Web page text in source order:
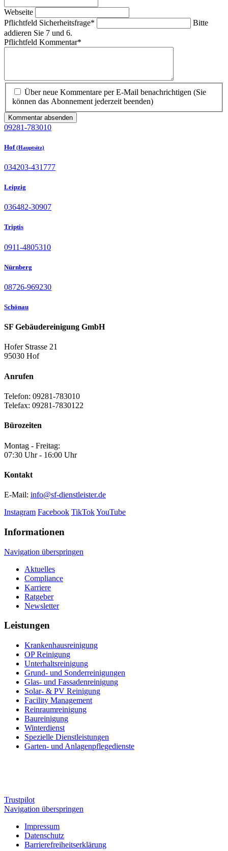
Webseite
Pflichtfeld Sicherheitsfrage*
Bitte
addieren Sie 7 und 6.
Pflichtfeld Kommentar*
Über neue Kommentare per E-Mail benachrichtigen (Sie
können das Abonnement jederzeit beenden)
Kommentar absenden
09281-783010
Hof(Hauptsitz)
034203-431777
Leipzig
036482-30907
Triptis
0911-4805310
Nürnberg
08726-969230
Schönau
SF Gebäudereinigung GmbH
Hofer Strasse 21
95030 Hof
Anrufen
Telefon: 09281-783010
Telefax: 09281-7830122
Bürozeiten
Montag - Freitag:
07:30 Uhr - 16:00 Uhr
Kontakt
E-Mail: info@sf-dienstleister.de
Instagram Facebook TikTokYouTube
Informationen
Navigation überspringen
Aktuelles
Compliance
Karriere
Ratgeber
Newsletter
Leistungen
Krankenhaus­reinigung
OP Reinigung
Unterhalts­reinigung
Grund- und Sonderreinigungen
Glas- und Fassadenreinigung
Solar- & PV Reinigung
Facility Management
Reinraumreinigung
Baureinigung
Winterdienst
Spezielle Dienstleistungen
Garten- und Anlagenpflegedienste
Trustpilot
Navigation überspringen
Impressum
Datenschutz
Barrierefreiheitserklärung